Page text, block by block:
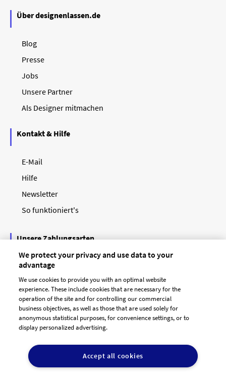
Über designenlassen.de
Blog
Presse
Jobs
Unsere Partner
Als Designer mitmachen
Kontakt & Hilfe
E-Mail
Hilfe
Newsletter
So funktioniert's
Unsere Zahlungsarten
AGB Dienstleister
Datenschutz
Impressum
We protect your privacy and use data to your
advantage
We use cookies to provide you with an optimal website
experience. These include cookies that are necessary for the
operation of the site and for controlling our commercial
business objectives, as well as those that are used solely for
anonymous statistical purposes, for convenience settings, or to
display personalized advertising.
Accept all cookies